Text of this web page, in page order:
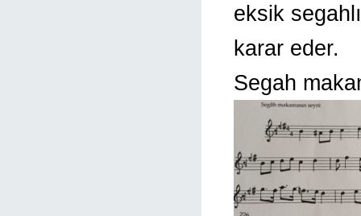
eksik segahlı
karar eder.
Segah